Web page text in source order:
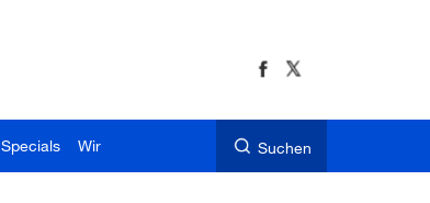
Specials Wir Suchen